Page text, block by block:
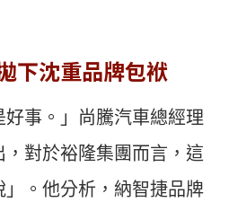
沈重品牌包袱
好事。」尚騰汽車總經理
對於裕隆集團而言，這
。他分析，納智捷品牌